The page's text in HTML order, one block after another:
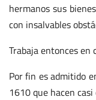
hermanos sus
con insalvables
Trabaja entonces en
Por fin es admitido
1610 que hacen